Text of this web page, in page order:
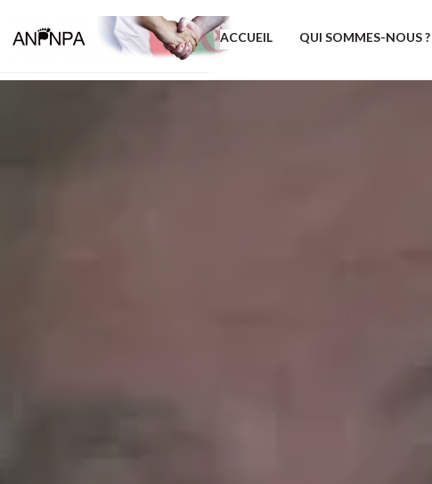
ACCUEIL QUI SOMMES-NOUS ?